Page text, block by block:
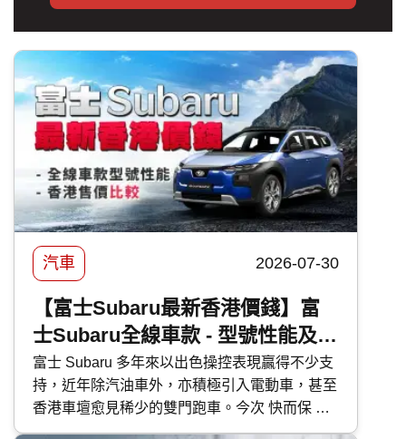
汽車 2026-07-30
【富士Subaru最新香港價錢】富
士Subaru全線車款 - 型號性能及香
港售價比較
富士 Subaru 多年來以出色操控表現贏得不少支
持，近年除汽油車外，亦積極引入電動車，甚至
香港車壇愈見稀少的雙門跑車。今次 快而保 便
為大家逐一剖析富士 Subaru 各車型的特點。